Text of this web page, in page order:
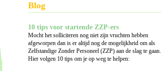
Blog
10 tips voor startende ZZP-ers
Mocht het solliciteren nog niet zijn vruchten hebben
afgeworpen dan is er altijd nog de mogelijkheid om als
Zelfstandige Zonder Personeel (ZZP) aan de slag te gaan.
Hier volgen 10 tips om je op weg te helpen: